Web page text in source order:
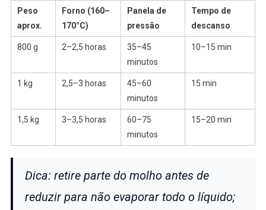
Peso
aprox.
Forno (160–
170°C)
Panela de
pressão
Tempo de
descanso
800 g 2–2,5 horas
35–45
minutos
10–15 min
1 kg 2,5–3 horas
45–60
minutos
15 min
1,5 kg 3–3,5 horas
60–75
minutos
15–20 min
Dica: retire parte do molho antes de
reduzir para não evaporar todo o líquido;